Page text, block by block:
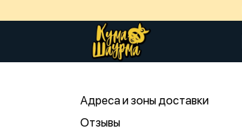
Адреса и зоны доставки
Отзывы